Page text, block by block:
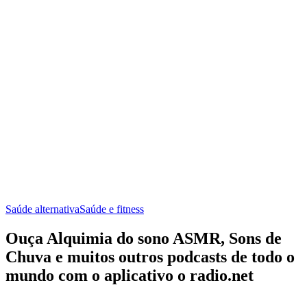
Saúde alternativaSaúde e fitness
Ouça Alquimia do sono ASMR, Sons de
Chuva e muitos outros podcasts de todo o
mundo com o aplicativo o radio.net